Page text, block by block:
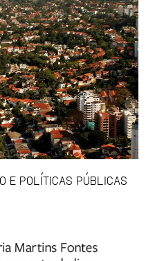
E POLÍTICAS PÚBLICAS